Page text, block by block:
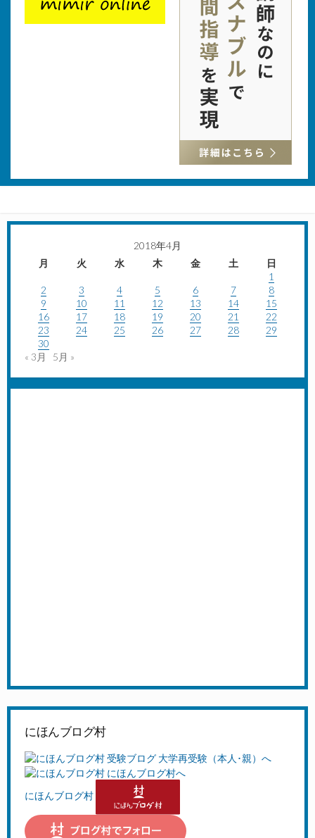
2018年4月
月
火 水 木 金 土
日
1
2
3 4 5 6 7
8
9
10 11 12 13 14
15
16
17 18 19 20 21
22
23
24 25 26 27 28
29
30
« 3月
5月 »
にほんブログ村
にほんブログ村